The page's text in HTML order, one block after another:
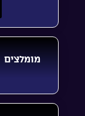
מומלצים